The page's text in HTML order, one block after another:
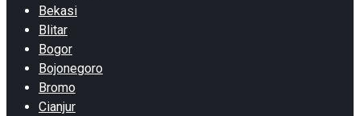
Bekasi
Blitar
Bogor
Bojonegoro
Bromo
Cianjur